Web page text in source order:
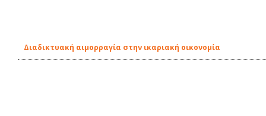
Διαδικτυακή αιμορραγία στην ικαριακή οικονομία